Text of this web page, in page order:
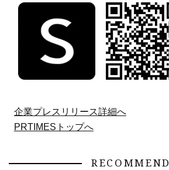
企業プレスリリース詳細へ
PRTIMESトップへ
RECOMMEND